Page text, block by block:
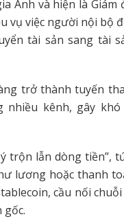
Anh và hiện là Giám
vụ việc người nội bộ
tài sản sang tài
trở thành tuyến
kênh, gây
trộn lẫn dòng tiền”,
lương hoặc thanh
cầu nối